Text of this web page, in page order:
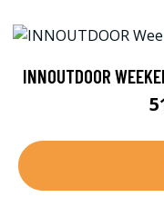
INNOUTDOOR